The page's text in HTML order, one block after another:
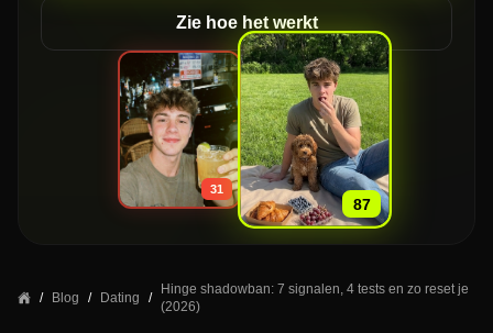
Zie hoe het werkt
31
»
87
/ Blog / Dating /
Hinge shadowban: 7 signalen, 4 tests en zo reset je
(2026)